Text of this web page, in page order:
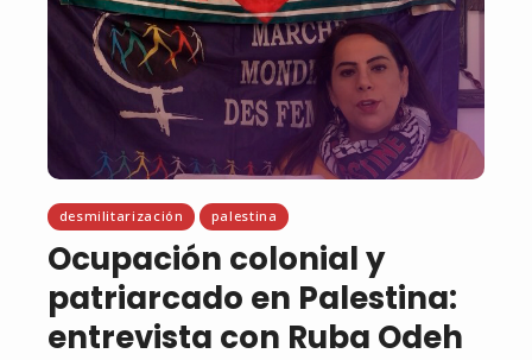
desmilitarización palestina
Ocupación colonial y
patriarcado en Palestina:
entrevista con Ruba Odeh